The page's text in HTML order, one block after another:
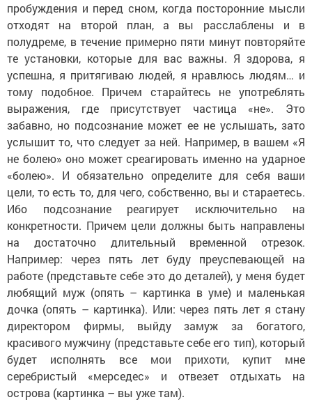
пробуждения и перед сном, когда посторонние мысли
отходят на второй план, а вы расслаблены и в
полудреме, в течение примерно пяти минут повторяйте
те установки, которые для вас важны. Я здорова, я
успешна, я притягиваю людей, я нравлюсь людям… и
тому подобное. Причем старайтесь не употреблять
выражения, где присутствует частица «не». Это
забавно, но подсознание может ее не услышать, зато
услышит то, что следует за ней. Например, в вашем «Я
не болею» оно может среагировать именно на ударное
«болею». И обязательно определите для себя ваши
цели, то есть то, для чего, собственно, вы и стараетесь.
Ибо подсознание реагирует исключительно на
конкретности. Причем цели должны быть направлены
на достаточно длительный временной отрезок.
Например: через пять лет буду преуспевающей на
работе (представьте себе это до деталей), у меня будет
любящий муж (опять – картинка в уме) и маленькая
дочка (опять – картинка). Или: через пять лет я стану
директором фирмы, выйду замуж за богатого,
красивого мужчину (представьте себе его тип), который
будет исполнять все мои прихоти, купит мне
серебристый «мерседес» и отвезет отдыхать на
острова (картинка – вы уже там).